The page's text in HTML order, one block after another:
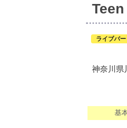
Teen
ライブバー
神奈川県
基